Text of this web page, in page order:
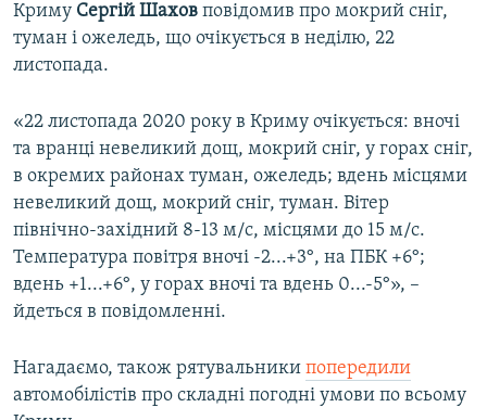
Усі сайти RFE/RL
Криму Сергій Шахов повідомив про мокрий сніг,
туман і ожеледь, що очікується в неділю, 22
листопада.
«22 листопада 2020 року в Криму очікується: вночі
та вранці невеликий дощ, мокрий сніг, у горах сніг,
в окремих районах туман, ожеледь; вдень місцями
невеликий дощ, мокрий сніг, туман. Вітер
північно-західний 8-13 м/с, місцями до 15 м/с.
Температура повітря вночі -2...+3°, на ПБК +6°;
вдень +1...+6°, у горах вночі та вдень 0...-5°», –
йдеться в повідомленні.
Нагадаємо, також рятувальники попередили
автомобілістів про складні погодні умови по всьому